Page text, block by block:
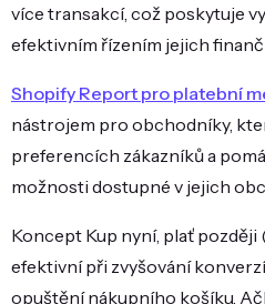
více transakcí, což poskytuje
efektivním řízením jejich
Shopify Report pro platební
nástrojem pro obchodníky,
preferencích zákazníků a
možnosti dostupné v jejich
Koncept Kup nyní, plať později
efektivní při zvyšování
opuštění nákupního košíku.